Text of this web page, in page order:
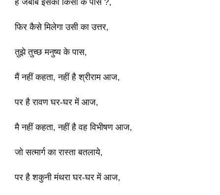
है जबाब इसका किसी के पास ?,
फिर कैसे मिलेगा उसी का उत्तर,
तुझे तुच्छ मनुष्य के पास,
मैं नहीं कहता, नहीं है श्रीराम आज,
पर है रावण घर-घर में आज,
मै नहीं कहता, नहीं है वह विभीषण आज,
जो सत्मार्ग का रास्ता बतलाये,
पर है शकुनी मंथरा घर-घर में आज,